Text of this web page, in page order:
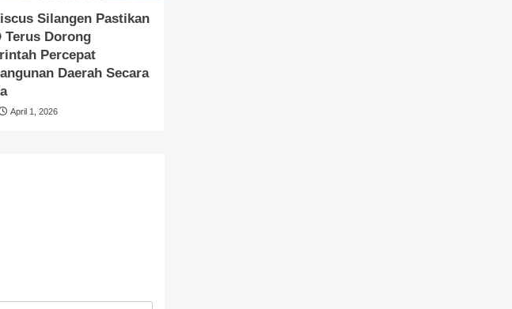
Silangen Pastikan
Terus Dorong
Percepat
Daerah Secara
April 1, 2026